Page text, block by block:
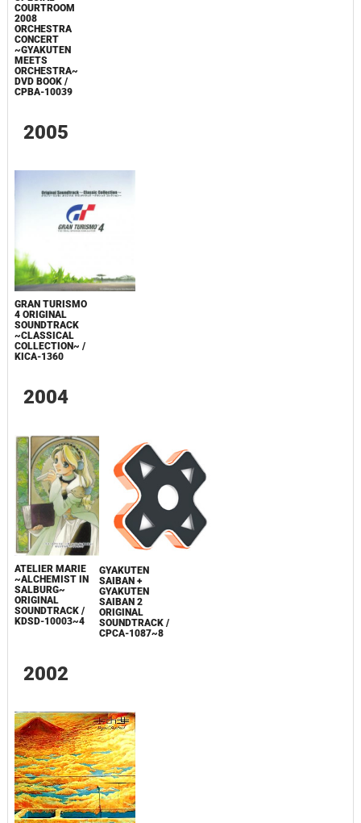
COURTROOM
2008
ORCHESTRA
CONCERT
~GYAKUTEN
MEETS
ORCHESTRA~
DVD BOOK /
CPBA-10039
2005
GRAN TURISMO
4 ORIGINAL
SOUNDTRACK
~CLASSICAL
COLLECTION~ /
KICA-1360
2004
ATELIER MARIE
~ALCHEMIST IN
SALBURG~
ORIGINAL
SOUNDTRACK /
KDSD-10003~4
GYAKUTEN
SAIBAN +
GYAKUTEN
SAIBAN 2
ORIGINAL
SOUNDTRACK /
CPCA-1087~8
2002